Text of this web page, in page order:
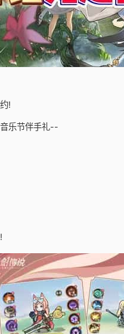
!
乐节伴手礼--